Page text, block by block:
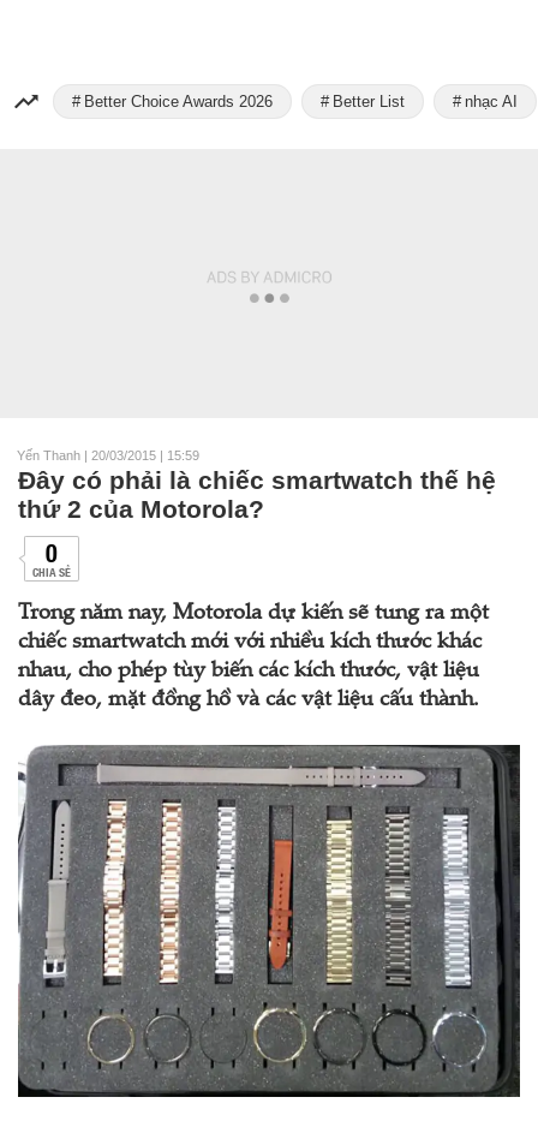
Better Choice Awards 2026 Better List nhạc AI
Yến Thanh | 20/03/2015 | 15:59
Đây có phải là chiếc smartwatch thế hệ
thứ 2 của Motorola?
0
CHIA SẺ
Trong năm nay, Motorola dự kiến sẽ tung ra một
chiếc smartwatch mới với nhiều kích thước khác
nhau, cho phép tùy biến các kích thước, vật liệu
dây đeo, mặt đồng hồ và các vật liệu cấu thành.